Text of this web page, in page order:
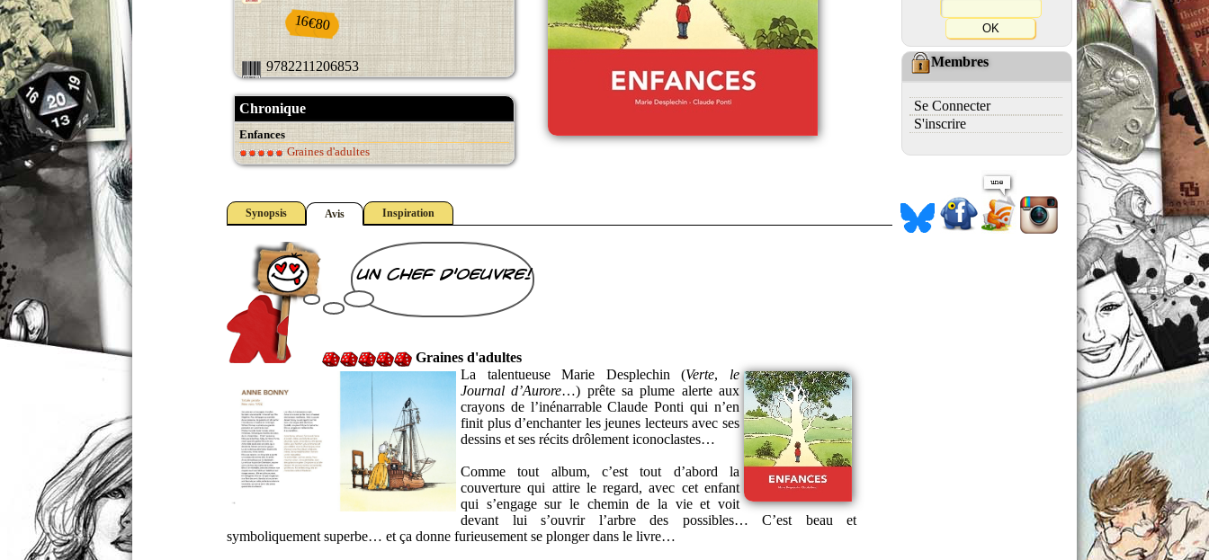
16€80
9782211206853
Chronique
Enfances
Graines d'adultes
Synopsis Avis Inspiration
un chef d'oeuvre!
Graines d'adultes
La talentueuse Marie Desplechin (Verte, le
Journal d’Aurore…) prête sa plume alerte aux
crayons de l’inénarrable Claude Ponti qui n’en
finit plus d’enchanter les jeunes lecteurs avec ses
dessins et ses récits drôlement iconoclastes…
Comme tout album, c’est tout d’abord la
couverture qui attire le regard, avec cet enfant
qui s’engage sur le chemin de la vie et voit
devant lui s’ouvrir l’arbre des possibles… C’est beau et
symboliquement superbe… et ça donne furieusement se plonger dans le livre…
Membres
Se Connecter
S'inscrire